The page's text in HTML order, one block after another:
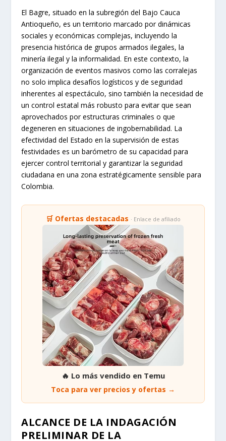
El Bagre, situado en la subregión del Bajo Cauca
Antioqueño, es un territorio marcado por dinámicas
sociales y económicas complejas, incluyendo la
presencia histórica de grupos armados ilegales, la
minería ilegal y la informalidad. En este contexto, la
organización de eventos masivos como las corralejas
no solo implica desafíos logísticos y de seguridad
inherentes al espectáculo, sino también la necesidad de
un control estatal más robusto para evitar que sean
aprovechados por estructuras criminales o que
degeneren en situaciones de ingobernabilidad. La
efectividad del Estado en la supervisión de estas
festividades es un barómetro de su capacidad para
ejercer control territorial y garantizar la seguridad
ciudadana en una zona estratégicamente sensible para
Colombia.
🛒 Ofertas destacadas · Enlace de afiliado
🔥 Lo más vendido en Temu
Toca para ver precios y ofertas →
ALCANCE DE LA INDAGACIÓN
PRELIMINAR DE LA